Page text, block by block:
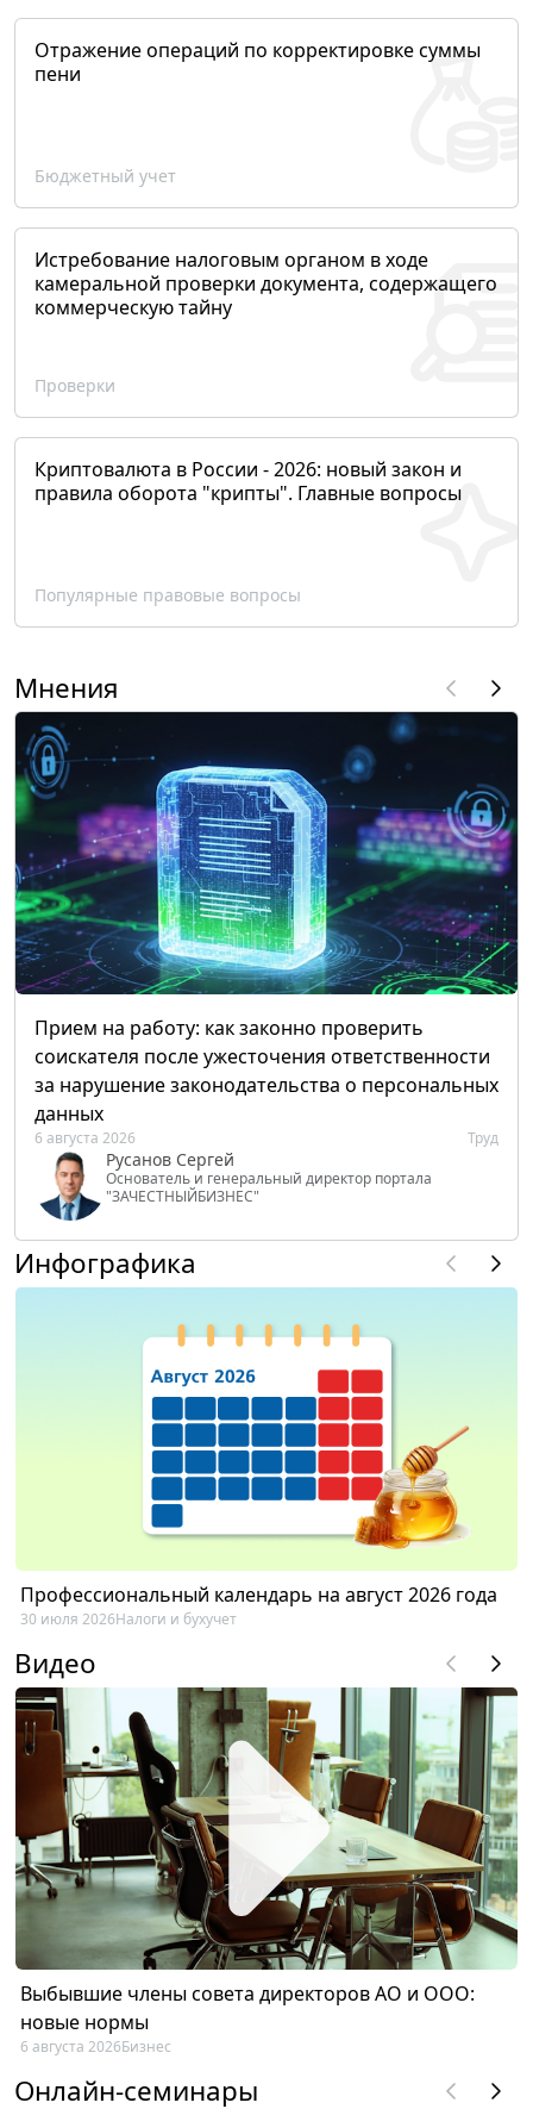
Отражение операций по корректировке суммы
пени
Бюджетный учет
Истребование налоговым органом в ходе
камеральной проверки документа, содержащего
коммерческую тайну
Проверки
Криптовалюта в России - 2026: новый закон и
правила оборота "крипты". Главные вопросы
Популярные правовые вопросы
Мнения
Прием на работу: как законно проверить
соискателя после ужесточения ответственности
за нарушение законодательства о персональных
данных
6 августа 2026 Труд
Русанов Сергей
Основатель и генеральный директор портала
"ЗАЧЕСТНЫЙБИЗНЕС"
Инфографика
Профессиональный календарь на август 2026 года
30 июля 2026Налоги и бухучет
Видео
Выбывшие члены совета директоров АО и ООО:
новые нормы
6 августа 2026Бизнес
Онлайн-семинары